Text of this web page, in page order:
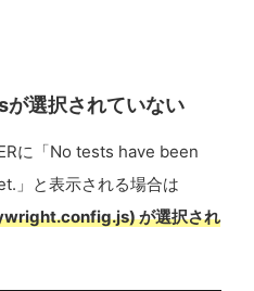
選択されていない
に「No tests have been
」と表示される場合は
が選択され